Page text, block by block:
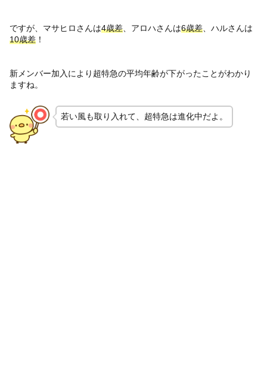
ですが、マサヒロさんは4歳差 、アロハさんは6歳差 、ハルさんは
10歳差 ！
新メンバー加入により超特急の平均年齢が下がったことがわかり
ますね。
若い風も取り入れて、超特急は進化中だよ。